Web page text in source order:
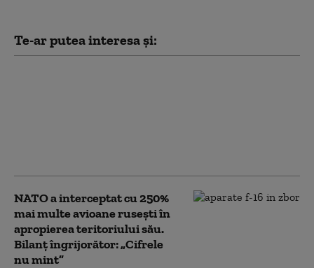
Te-ar putea interesa și:
NATO a interceptat cu 250%
mai multe avioane rusești în
apropierea teritoriului său.
Bilanț îngrijorător: „Cifrele
nu mint”